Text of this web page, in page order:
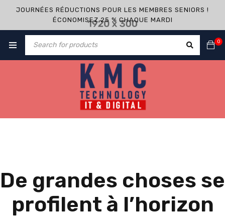
JOURNÉES RÉDUCTIONS POUR LES MEMBRES SENIORS !
ÉCONOMISEZ 25 % CHAQUE MARDI
0
De grandes choses se
profilent à l’horizon